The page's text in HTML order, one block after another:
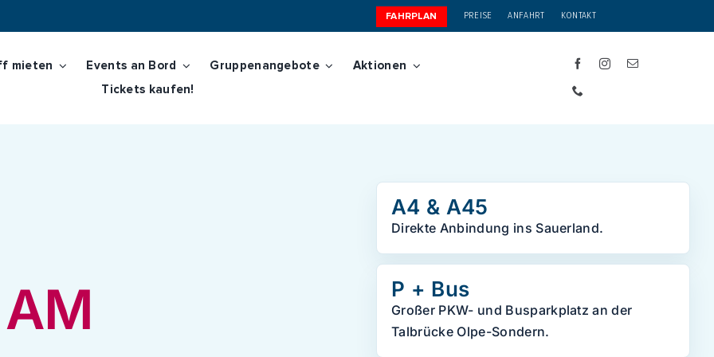
FAHRPLAN PREISE ANFAHRT KONTAKT
mieten Events an Bord Gruppenangebote
Aktionen
Tickets kaufen!
A4 & A45
Direkte Anbindung ins Sauerland.
P + Bus
Großer PKW- und Busparkplatz an der
Talbrücke Olpe-Sondern.